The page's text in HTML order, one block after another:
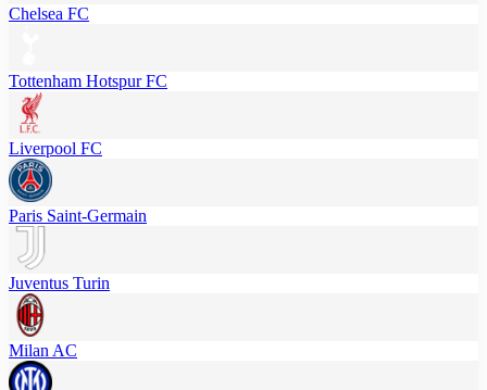
Chelsea FC
Tottenham Hotspur FC
Liverpool FC
Paris Saint-Germain
Juventus Turin
Milan AC